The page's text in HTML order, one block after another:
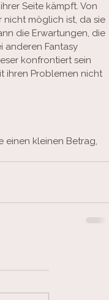
Seite kämpft. Von
nicht möglich ist, da sie
die Erwartungen, die
anderen Fantasy
konfrontiert sein
ihren Problemen nicht
einen kleinen Betrag,